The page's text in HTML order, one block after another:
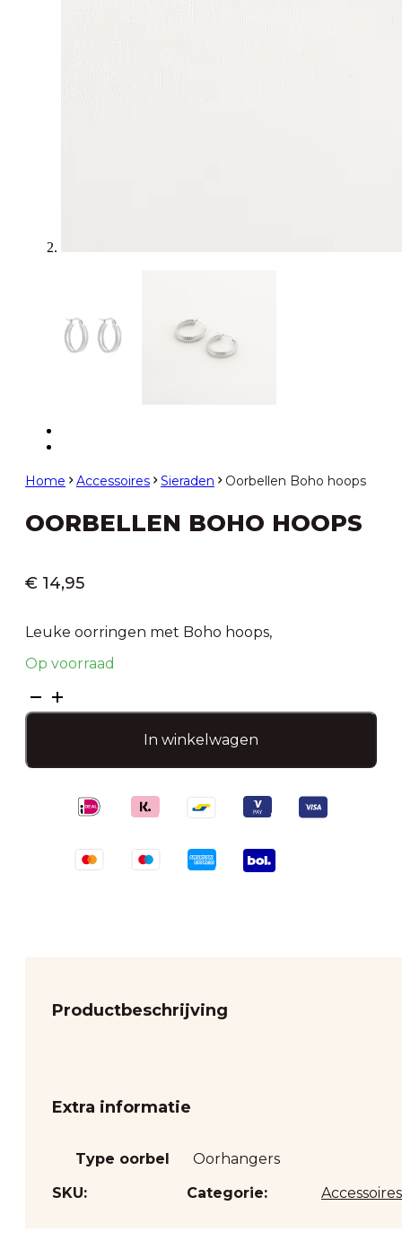
Home Accessoires Sieraden Oorbellen Boho hoops
OORBELLEN BOHO HOOPS
€ 14,95
Leuke oorringen met Boho hoops,
Op voorraad
Oorbellen
Boho
In winkelwagen
Productbeschrijving
Extra informatie
Type oorbel
Oorhangers
SKU:
Categorie: Accessoires